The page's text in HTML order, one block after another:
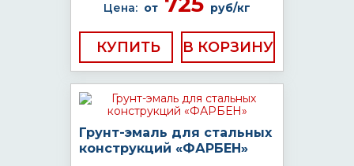
Цена: от руб/кг
КУПИТЬ
Грунт-эмаль для стальных
конструкций «ФАРБЕН»